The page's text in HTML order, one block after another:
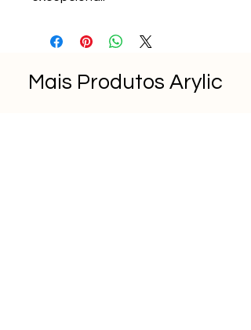
Mais Produtos Arylic